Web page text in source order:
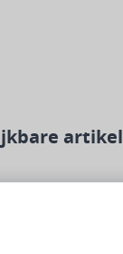
carrousel over te